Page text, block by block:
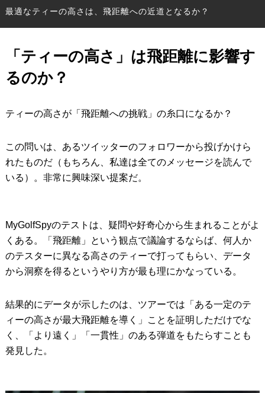
最適なティーの高さは、飛距離への近道となるか？
「ティーの高さ」は飛距離に影響す
るのか？
ティーの高さが「飛距離への挑戦」の糸口になるか？
この問いは、あるツイッターのフォロワーから投げかけら
れたものだ（もちろん、私達は全てのメッセージを読んで
いる）。非常に興味深い提案だ。
MyGolfSpyのテストは、疑問や好奇心から生まれることがよ
くある。「飛距離」という観点で議論するならば、何人か
のテスターに異なる高さのティーで打ってもらい、データ
から洞察を得るというやり方が最も理にかなっている。
結果的にデータが示したのは、ツアーでは「ある一定のテ
ィーの高さが最大飛距離を導く」ことを証明しただけでな
く、「より遠く」「一貫性」のある弾道をもたらすことも
発見した。
FAIRWAY WOODS フェアウェイウッド
IRONS
PUTTERS パター
OTHER その他
Editor’s Picks 編集部のおすすめ
ABOUT US MyGolfSpyJapanとは？